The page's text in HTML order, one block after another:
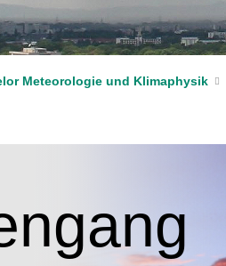
Meteorologie und Klimaphysik